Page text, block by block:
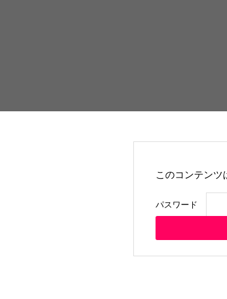
このコンテンツ
パスワード